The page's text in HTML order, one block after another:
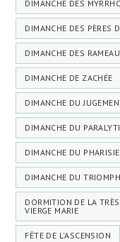
DIMANCHE DES
DIMANCHE DES PÈRES
DIMANCHE DES
DIMANCHE DE ZACHÉE
DIMANCHE DU
DIMANCHE DU
DIMANCHE DU
DIMANCHE DU
DORMITION DE LA
VIERGE MARIE
FÊTE DE L'ASCENSION